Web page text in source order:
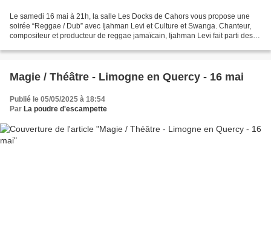
Le samedi 16 mai à 21h, la salle Les Docks de Cahors vous propose une
soirée “Reggae / Dub” avec Ijahman Levi et Culture et Swanga. Chanteur,
compositeur et producteur de reggae jamaïcain, Ijahman Levi fait parti des
Magie / Théâtre - Limogne en Quercy - 16 mai
Publié le 05/05/2025 à 18:54
Par La poudre d'escampette